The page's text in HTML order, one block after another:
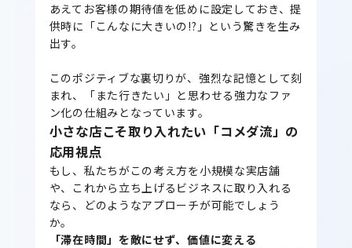
あえてお客様の期待値を低めに設定しておき、提
供時に「こんなに大きいの!?」という驚きを生み
出す。
このポジティブな裏切りが、強烈な記憶として刻
まれ、「また行きたい」と思わせる強力なファ
ン化の仕組みとなっています。
小さな店こそ取り入れたい「コメダ流」の
応用視点
もし、私たちがこの考え方を小規模な実店舗
や、これから立ち上げるビジネスに取り入れる
なら、どのようなアプローチが可能でしょう
か。
「滞在時間」を敵にせず、価値に変える